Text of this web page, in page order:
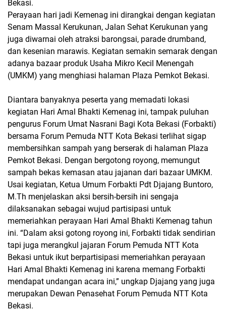
Bekasi.
Perayaan hari jadi Kemenag ini dirangkai dengan kegiatan
Senam Massal Kerukunan, Jalan Sehat Kerukunan yang
juga diwarnai oleh atraksi barongsai, parade drumband,
dan kesenian marawis. Kegiatan semakin semarak dengan
adanya bazaar produk Usaha Mikro Kecil Menengah
(UMKM) yang menghiasi halaman Plaza Pemkot Bekasi.
Diantara banyaknya peserta yang memadati lokasi
kegiatan Hari Amal Bhakti Kemenag ini, tampak puluhan
pengurus Forum Umat Nasrani Bagi Kota Bekasi (Forbakti)
bersama Forum Pemuda NTT Kota Bekasi terlihat sigap
membersihkan sampah yang berserak di halaman Plaza
Pemkot Bekasi. Dengan bergotong royong, memungut
sampah bekas kemasan atau jajanan dari bazaar UMKM.
Usai kegiatan, Ketua Umum Forbakti Pdt Djajang Buntoro,
M.Th menjelaskan aksi bersih-bersih ini sengaja
dilaksanakan sebagai wujud partisipasi untuk
memeriahkan perayaan Hari Amal Bhakti Kemenag tahun
ini. “Dalam aksi gotong royong ini, Forbakti tidak sendirian
tapi juga merangkul jajaran Forum Pemuda NTT Kota
Bekasi untuk ikut berpartisipasi memeriahkan perayaan
Hari Amal Bhakti Kemenag ini karena memang Forbakti
mendapat undangan acara ini,” ungkap Djajang yang juga
merupakan Dewan Penasehat Forum Pemuda NTT Kota
Bekasi.